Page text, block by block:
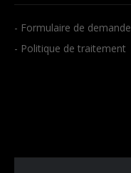
- Formulaire de demande
- Politique de traitement